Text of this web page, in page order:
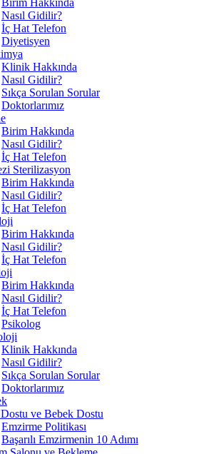
Nasıl Gidilir?
İç Hat Telefon
Diyetisyen
Klinik Hakkında
Nasıl Gidilir?
Sıkça Sorulan Sorular
Doktorlarımız
Birim Hakkında
Nasıl Gidilir?
İç Hat Telefon
Sterilizasyon
Birim Hakkında
Nasıl Gidilir?
İç Hat Telefon
Birim Hakkında
Nasıl Gidilir?
İç Hat Telefon
Birim Hakkında
Nasıl Gidilir?
İç Hat Telefon
Psikolog
Klinik Hakkında
Nasıl Gidilir?
Sıkça Sorulan Sorular
Doktorlarımız
ve Bebek Dostu
Emzirme Politikası
Başarılı Emzirmenin 10 Adımı